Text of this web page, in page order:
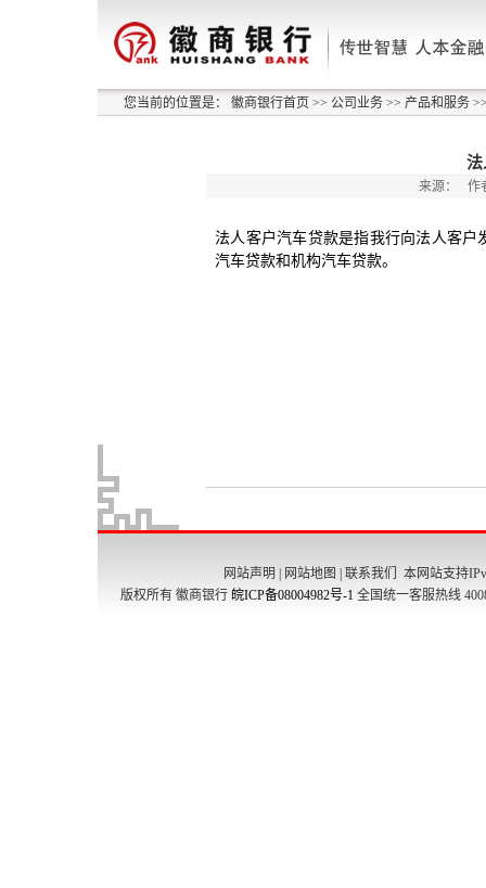
您当前的位置是： 徽商银行首页 >> 公司业务 >> 产品和服务
法
来源： 作
网站声明 网站地图 联系我们
本网站支持
版权所有 徽商银行 皖ICP备08004982号-1 全国统一客服热线